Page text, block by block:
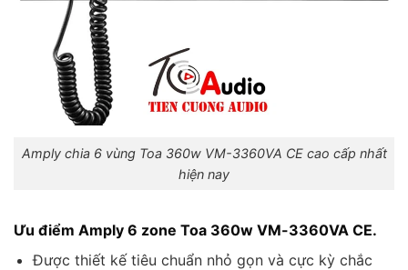
Amply chia 6 vùng Toa 360w VM-3360VA CE cao cấp nhất
hiện nay
Ưu điểm Amply 6 zone Toa 360w VM-3360VA CE.
Được thiết kế tiêu chuẩn nhỏ gọn và cực kỳ chắc